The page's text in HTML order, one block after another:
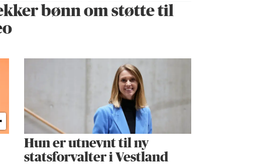
bønn om støtte til
Hun er utnevnt til ny
statsforvalter i Vestland